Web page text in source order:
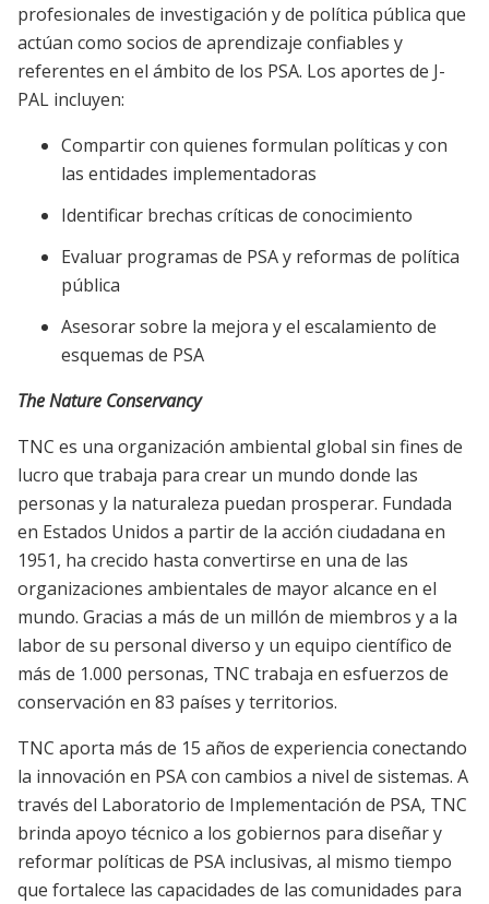
profesionales de investigación y de política pública que
actúan como socios de aprendizaje confiables y
referentes en el ámbito de los PSA. Los aportes de J-
PAL incluyen:
Compartir con quienes formulan políticas y con
las entidades implementadoras
Identificar brechas críticas de conocimiento
Evaluar programas de PSA y reformas de política
pública
Asesorar sobre la mejora y el escalamiento de
esquemas de PSA
The Nature Conservancy
TNC es una organización ambiental global sin fines de
lucro que trabaja para crear un mundo donde las
personas y la naturaleza puedan prosperar. Fundada
en Estados Unidos a partir de la acción ciudadana en
1951, ha crecido hasta convertirse en una de las
organizaciones ambientales de mayor alcance en el
mundo. Gracias a más de un millón de miembros y a la
labor de su personal diverso y un equipo científico de
más de 1.000 personas, TNC trabaja en esfuerzos de
conservación en 83 países y territorios.
TNC aporta más de 15 años de experiencia conectando
la innovación en PSA con cambios a nivel de sistemas. A
través del Laboratorio de Implementación de PSA, TNC
brinda apoyo técnico a los gobiernos para diseñar y
reformar políticas de PSA inclusivas, al mismo tiempo
que fortalece las capacidades de las comunidades para